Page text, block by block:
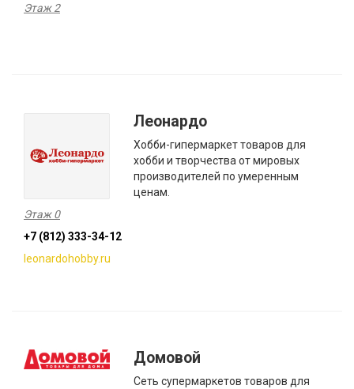
Этаж 2
Леонардо
Хобби-гипермаркет товаров для
хобби и творчества от мировых
производителей по умеренным
ценам.
Этаж 0
+7 (812) 333-34-12
leonardohobby.ru
Домовой
Сеть супермаркетов товаров для